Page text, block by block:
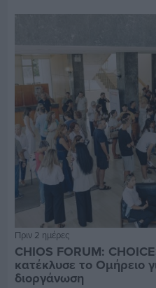
Πριν 2 ημέρες
CHIOS FORUM:
κατέκλυσε το Ομήρειο
διοργάνωση